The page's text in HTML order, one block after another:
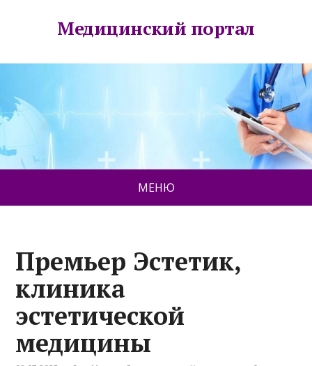
Медицинский портал
МЕНЮ
Премьер Эстетик,
клиника
эстетической
медицины